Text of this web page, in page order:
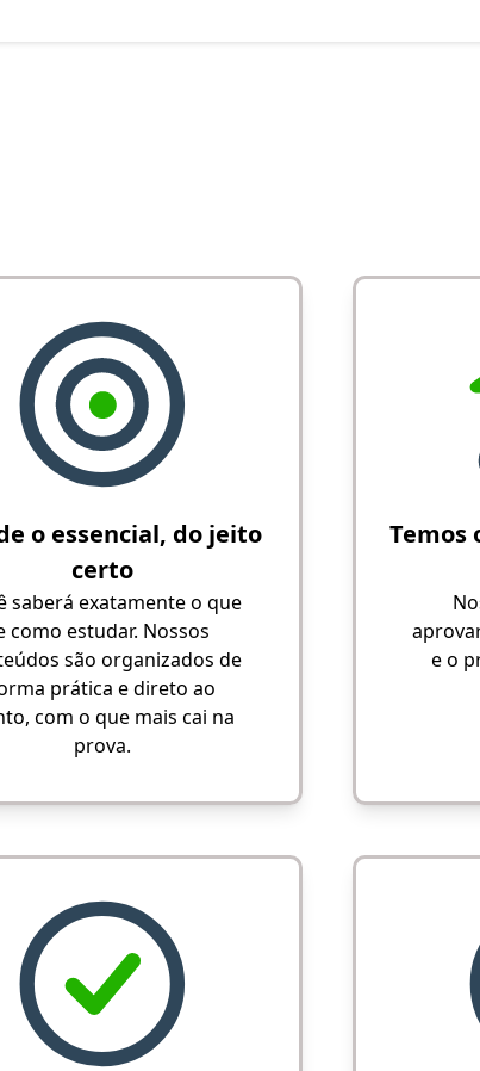
o essencial, do jeito
certo
saberá exatamente o que
como estudar. Nossos
são organizados de
prática e direto ao
com o que mais cai na
prova.
Temos
e o